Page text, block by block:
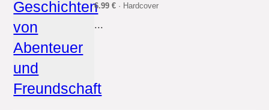
6.99 €· Hardcover
...